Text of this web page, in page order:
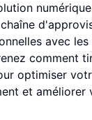
avec
comment
optimiser
et